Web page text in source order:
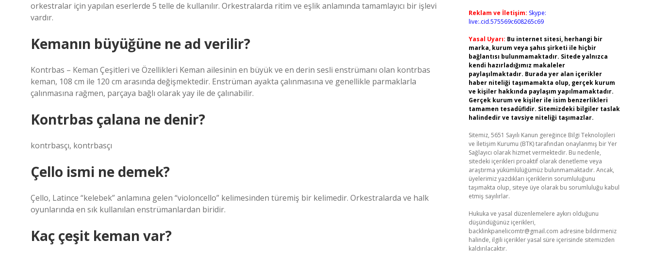
orkestralar için yapılan eserlerde 5 telle de kullanılır. Orkestralarda ritim ve eşlik anlamında tamamlayıcı bir işlevi
vardır.
Kemanın büyüğüne ne ad verilir?
Kontrbas – Keman Çeşitleri ve Özellikleri Keman ailesinin en büyük ve en derin sesli enstrümanı olan kontrbas
keman, 108 cm ile 120 cm arasında değişmektedir. Enstrüman ayakta çalınmasına ve genellikle parmaklarla
çalınmasına rağmen, parçaya bağlı olarak yay ile de çalınabilir.
Kontrbas çalana ne denir?
kontrbasçı, kontrbasçı
Çello ismi ne demek?
Çello, Latince “kelebek” anlamına gelen “violoncello” kelimesinden türemiş bir kelimedir. Orkestralarda ve halk
oyunlarında en sık kullanılan enstrümanlardan biridir.
Kaç çeşit keman var?
Reklam ve İletişim: Skype:
live:.cid.575569c608265c69
Yasal Uyarı: Bu internet sitesi, herhangi bir
marka, kurum veya şahıs şirketi ile hiçbir
bağlantısı bulunmamaktadır. Sitede yalnızca
kendi hazırladığımız makaleler
paylaşılmaktadır. Burada yer alan içerikler
haber niteliği taşımamakta olup, gerçek kurum
ve kişiler hakkında paylaşım yapılmamaktadır.
Gerçek kurum ve kişiler ile isim benzerlikleri
tamamen tesadüfidir. Sitemizdeki bilgiler taslak
halindedir ve tavsiye niteliği taşımazlar.
Sitemiz, 5651 Sayılı Kanun gereğince Bilgi Teknolojileri
ve İletişim Kurumu (BTK) tarafından onaylanmış bir Yer
Sağlayıcı olarak hizmet vermektedir. Bu nedenle,
sitedeki içerikleri proaktif olarak denetleme veya
araştırma yükümlülüğümüz bulunmamaktadır. Ancak,
üyelerimiz yazdıkları içeriklerin sorumluluğunu
taşımakta olup, siteye üye olarak bu sorumluluğu kabul
etmiş sayılırlar.
Hukuka ve yasal düzenlemelere aykırı olduğunu
düşündüğünüz içerikleri,
backlinkpanelicomtr@gmail.com adresine bildirmeniz
halinde, ilgili içerikler yasal süre içerisinde sitemizden
kaldırılacaktır.